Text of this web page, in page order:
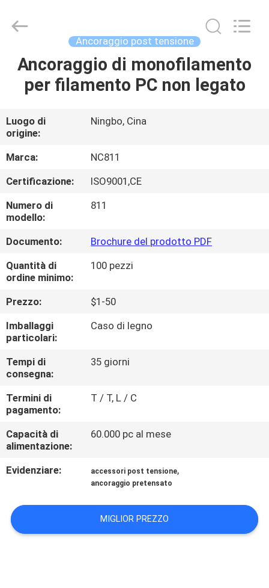
CASA.
VIDEO
SU
DI
NOI
VISITA
ALLA
FABBRICA
CONTROLLO
DELLA
QUALITÀ
CONTATTACI
NOTIZIE
PREVENTIVO
Foundry
CO.,LTD.
Ancoraggio post tensione
Ancoraggio di monofilamento
per filamento PC non legato
Luogo di
origine:
Ningbo, Cina
Marca:
NC811
Certificazione:
ISO9001,CE
Numero di
modello:
811
Documento:
Brochure del prodotto PDF
Quantità di
ordine minimo:
100 pezzi
Prezzo:
$1-50
Imballaggi
particolari:
Caso di legno
Tempi di
consegna:
35 giorni
Termini di
pagamento:
T / T, L / C
Capacità di
alimentazione:
60.000 pc al mese
Evidenziare: accessori post tensione,
ancoraggio pretensato
MIGLIOR PREZZO